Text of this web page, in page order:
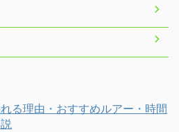
る理由・おすすめルアー・時間